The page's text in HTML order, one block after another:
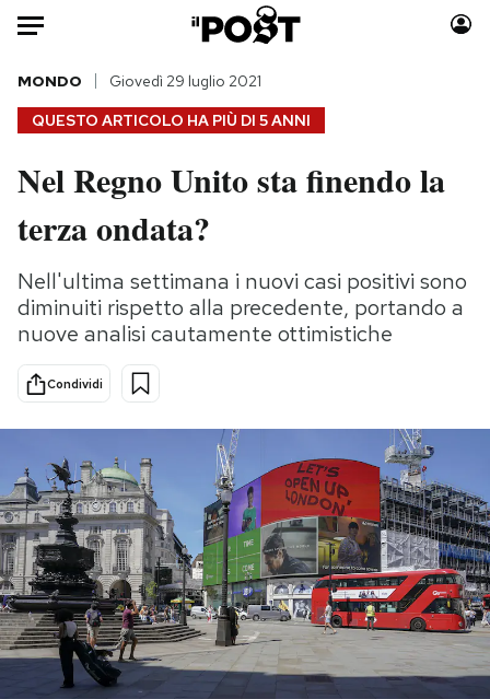
Auto
HOME
Italia
Politica
Tecnologia
Internet
Scienza
Cultura
Economia
Moda
Storie/Idee
Ok Boomer!
Media
Mondiali calcio 2026
PODCAST
NEWSLETTER
I MIEI PREFERITI
QUESTO ARTICOLO HA PIÙ DI 5 ANNI
MONDO Giovedì 29 luglio 2021
Nel Regno Unito sta finendo la
terza ondata?
Nell'ultima settimana i nuovi casi positivi sono
diminuiti rispetto alla precedente, portando a
nuove analisi cautamente ottimistiche
Condividi